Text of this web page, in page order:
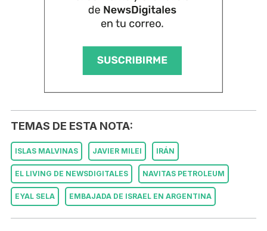
TEMAS DE ESTA NOTA:
ISLAS MALVINAS JAVIER MILEI IRÁN
EL LIVING DE NEWSDIGITALES NAVITAS PETROLEUM
EYAL SELA EMBAJADA DE ISRAEL EN ARGENTINA